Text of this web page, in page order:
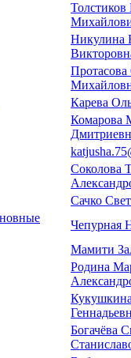
Никулина
Протасова
Карева
Комарова
Соколова
Сачко
Чепурная
Мамити
Родина
Богачёва